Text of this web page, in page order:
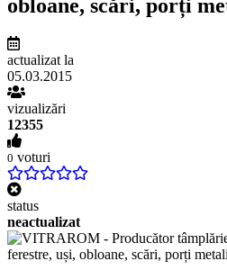
obloane, scări, porți
actualizat la
05.03.2015
vizualizări
12355
0 voturi
status
neactualizat